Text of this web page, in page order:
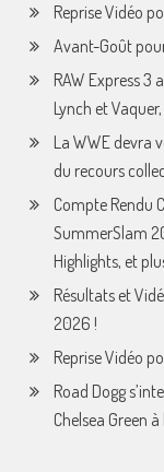
Reprise Vidéo
Avant-Goût
RAW Express 3
Lynch et
La WWE devra
du recours
Compte Rendu
SummerSlam
Highlights, et
Résultats et
2026 !
Reprise Vidéo
Road Dogg
Chelsea Green